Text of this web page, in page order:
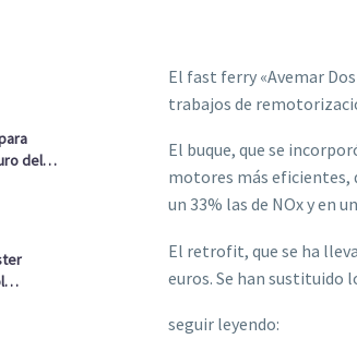
del
para
El fast ferry «Avemar
trabajos de
El buque, que se
motores más eficientes,
un 33% las de NOx y en
El retrofit, que se ha
euros. Se han sustituido
seguir leyendo: